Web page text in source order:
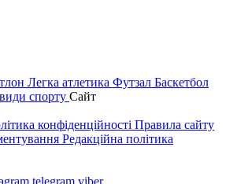
Легка атлетика Футзал Баскетбол
спорту Сайт
конфіденційності Правила сайту
Редакційна політика
telegram viber